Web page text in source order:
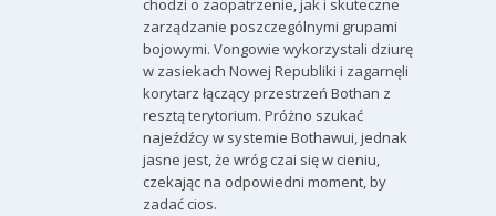
chodzi o zaopatrzenie, jak i skuteczne
zarządzanie poszczególnymi grupami
bojowymi. Vongowie wykorzystali dziurę
w zasiekach Nowej Republiki i zagarnęli
korytarz łączący przestrzeń Bothan z
resztą terytorium. Próżno szukać
najeźdźcy w systemie Bothawui, jednak
jasne jest, że wróg czai się w cieniu,
czekając na odpowiedni moment, by
zadać cios.